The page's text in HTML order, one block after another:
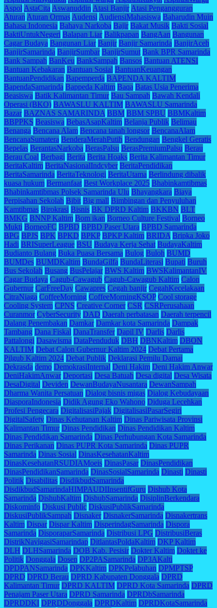
Aspol AstaCita Aswanuddin Atasi Banjir Atasi Pengangguran
Aturan Aturan Ormas Audensi AudiensiMahasiswa Baharudin Muin
Bahasa Indonesia Bahaya Narkoba Bajir Bakat Musik Bakti Sosial
BaktiUntukNegeri Balapan Liar Balikpapan BangAan Bangunan
Cagar Budaya Bangunan Liar Banjir Banjir Samarinda BanjirAceh
BanjirSamarinda BanjirSumbar BanjirSumut Bank BPR Samarinda
Bank Sampah BanKeu BankSampah Bansos Bantuan ATENSI
Bantuan Kebakaran Bantuan Sosial BantuanKeuangan
BantuanPendidikan Bapemperda BAPENDA KALTIM
BapendaSamarinda Bappeda Kaltim Baqa Batas Usia Penerima
Beasiswa Batik Kalimantan Timur Bau Sampah Bawah Kendali
Operasi (BKO) BAWASLU KALTIM BAWASLU Samarinda
Bazar BAZNAS SAMARINDA BBM BBM SPBU BBMKaltim
BBPPKS Beasiswa BebasAsapKaltim Belanja Publik Belimau
Benanga Bencana Alam Bencana tanah longsor BencanaAlam
BencanaSumatera BenderaMerahPutih Bendungan Bengkel Geratis
Bepelas BerantasNarkoba BerasPalsu BerasPremiumPalsu Berau
Berau Coal Berbagi Berita Berita Hoaks Berita Kalimantan Timur
BeritaKaltim BeritaNasionalIndcyber BeritaPendidikan
BeritaSamarinda BeritaTeknologi BeritaUtama Berlindung dibalik
kuasa hukum Bermanfaat Best Workplace 2025 Bhabinkamtibmas
Bhabinkamtibmas Polsek Samarinda Ulu Bhayangkara Biaya
Perpisahan Sekolah Bibit Big mall Bimbingan dan Penyuluhan
Kamtibmas Birokrasi Bisnis BK DPRD Kaltim BKKBN BLT
BMKG BNNP Kaltim Bom ikan Borneo Culture Festival Borneo
Mukti BorneoFC BPBD BPBD Paser Utara BPBD Samarinda
BPG BPJS BPK BPKD BPKP BPKP Kaltim BRIDA Bripka Joko
Hadi BRISuperLeague BSU Budaya Kerja Sehat BudayaKaltim
Budianto Bulang Buka Puasa Bersama Bulog Buloh BUMD
BUMDes BUMDKaltim BundaGilfa BundaLiterasi Bupati Buruh
Bus Sekolah Busang BusPelajar BWS Kaltim BWSKalimantanIV
Cagar Budaya Cagub-Cawagub Cagub-Cawagub Kaltim Calon
Gubernur CarFreeDay Cawapres Cegah banjir CegahKecelakaan
CitraNiaga CoffeeMorning CoffeeMorningKSOP Cool storage
Cooling System CPNS Creative Corner CSR CSRPerusahaan
Curanmor CyberSecurity DAD Daerah perbatasan Daerah terpencil
Dalang Penembakan Damkar Damkar kota Samarinda Dampak
Tambang Dana Fiskal DanaTransfer Dapil IV Darlis Darlis
Pattalongi Dasawisma DataPenduduk DBH DBNKaltim DBON
KALTIM Debat Calon Gubernur Kaltim 2024 Debat Pertama
Pilgub Kaltim 2024 Debat Publik Deklarasi Pemilu Damai
Dekrasda demo DemokrasiInternal Deni Hakim Deni Hakim Anwar
DeniHakimAnwar Deportasi Desa Batuah Desa digital Desa Wisata
DesaDigital Deviden DewanBudayaNusantara DewanSampah
Dharma Wanita Persatuan Dialog bisnis migas Dialog Kebudayaan
DiasporaIndonesia Didik Agung Eko Wahono Diduga Lecehkan
Profesi Pengecara DigitalisasiPajak DigitalisasiPasarSegiri
DigitalSafety Dinas Kehutanan Kaltim Dinas Pariwisata Provinsi
Kalimantan Timur Dinas Pendidikan Dinas Pendidikan Kaltim
Dinas Pendidikan Samarinda Dinas Perhubungan Kota Samarinda
Dinas Perikanan Dinas PUPR Kota Samarinda Dinas PUPR
Samarinda Dinas Sosial DinasKesehatanKaltim
DinasKesehatanRSUDIAMoeis DinasPasar DinasPendidikan
DinasPendidikanSamarinda DinasSosialSamarinda Dinasti Dinasti
Politik Disabilitas DisdikbudSamarinda
DisdikbudSamarindaHIMPAUDIInsentifGuru Dishub Kota
Samarinda DishubKaltim DishubSamarinda DisiplinBerkendara
Diskominfo Diskusi Public DiskusiPublikSamarinda
DiskusiPublikSampah Disnaker DisnakerSamarinda Disnakertrans
Kaltim Dispar Dispar Kaltim DisperindagSamarinda Dispora
Samarinda DisporaparSamarinda Distribusi LPG DistribusiBeras
DistrikNavigasiSamarindap DitlantasPoldaKaltim DKP Kaltim
DLH DLHSamarinda DOB Kab. Pesisir Dokter Kaltim Doktet ke
Politik Donggala Dosen DP2PASamarinda DP3AKalti
DPDPANSamarinda DPKKaltim DPKPelabuhan DPMPTSP
DPRD DPRD Berau DPRD Kabupaten Donggala DPRD
Kalimantan Timur DPRD KALTIM DPRD Kota Samarinda DPRD
Penajam Paser Utara DPRD Samarinda DPRDbSamarinda
DPRDDKI DPRDDonggala DPRDKaltim DPRDKotaSamarinda